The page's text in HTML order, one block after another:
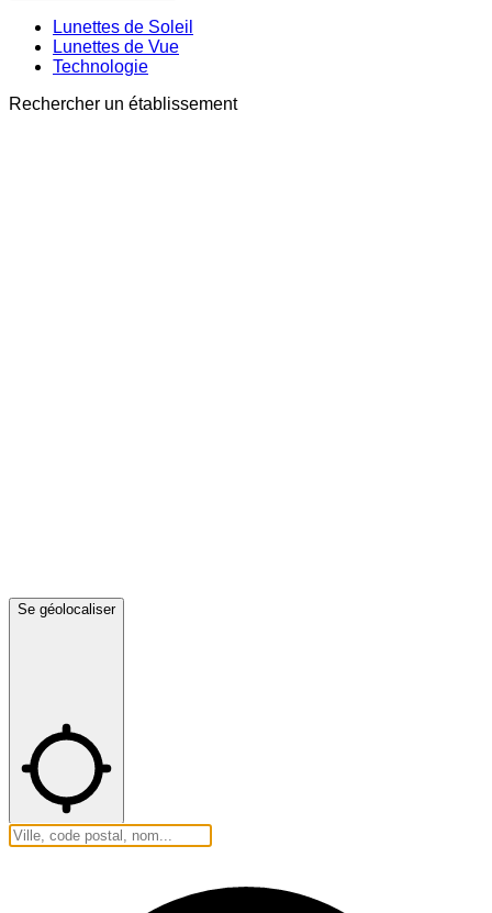
Lunettes de Soleil
Lunettes de Vue
Technologie
Rechercher un établissement
Se géolocaliser